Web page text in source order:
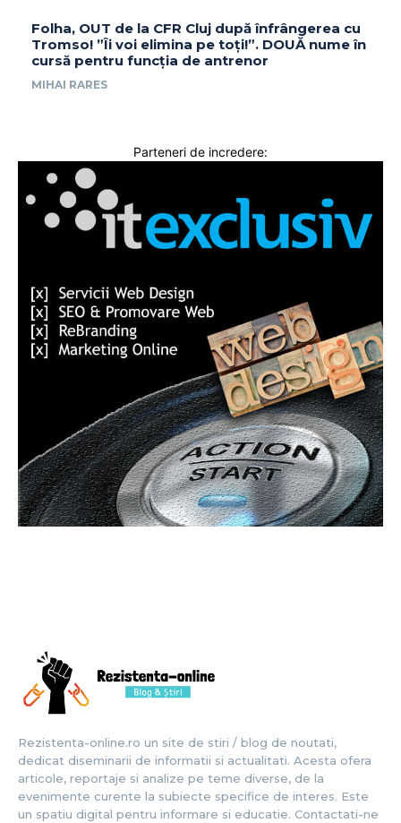
Folha, OUT de la CFR Cluj după înfrângerea cu
Tromso! ”Îi voi elimina pe toți!”. DOUĂ nume în
cursă pentru funcția de antrenor
MIHAI RARES
Parteneri de incredere:
Rezistenta-online.ro un site de stiri / blog de noutati,
dedicat diseminarii de informatii si actualitati. Acesta ofera
articole, reportaje si analize pe teme diverse, de la
evenimente curente la subiecte specifice de interes. Este
un spatiu digital pentru informare si educatie. Contactati-ne